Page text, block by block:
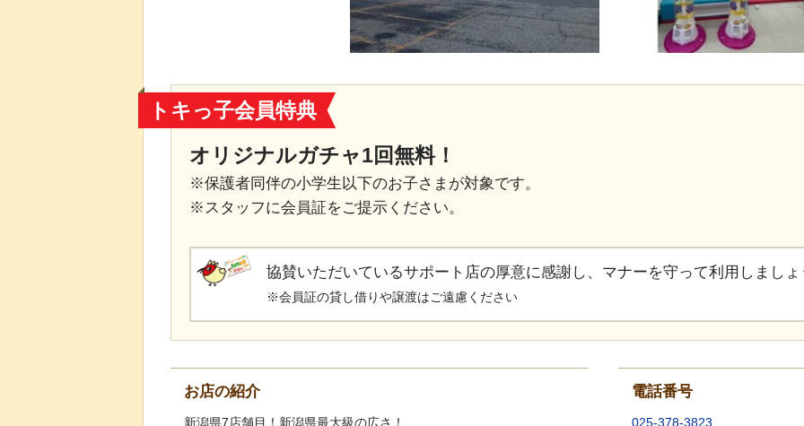
トキっ子会員特典
オリジナルガチャ1回無料！
※保護者同伴の小学生以下のお子さまが対象です。
※スタッフに会員証をご提示ください。
協賛いただいているサポート店の厚意に感謝し、マナーを守って利用しましょ
※会員証の貸し借りや譲渡はご遠慮ください
お店の紹介
新潟県7店舗目！新潟県最大級の広さ！
電話番号
025-378-3823